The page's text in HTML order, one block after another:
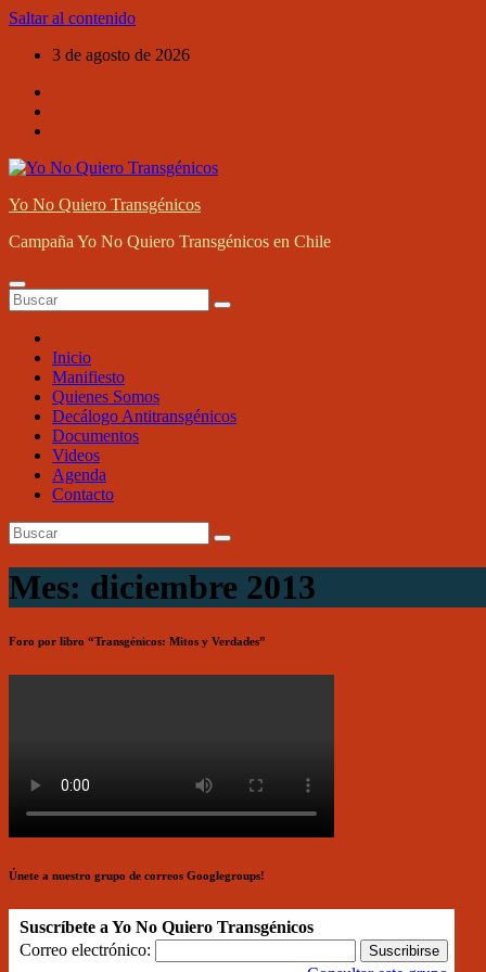
Saltar al contenido
3 de agosto de 2026
Yo No Quiero Transgénicos
Campaña Yo No Quiero Transgénicos en Chile
Inicio
Manifiesto
Quienes Somos
Decálogo Antitransgénicos
Documentos
Videos
Agenda
Contacto
Mes: diciembre 2013
Foro por libro “Transgénicos: Mitos y Verdades”
Únete a nuestro grupo de correos Googlegroups!
Suscríbete a Yo No Quiero Transgénicos
Correo electrónico: